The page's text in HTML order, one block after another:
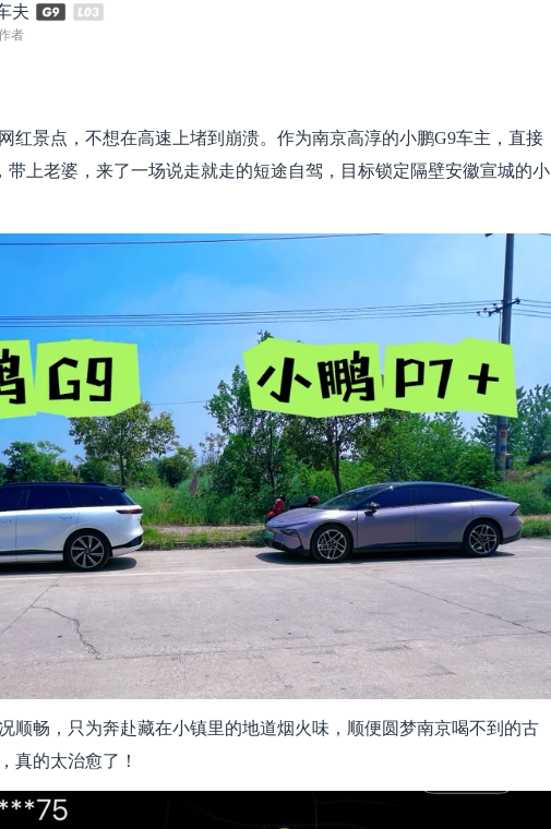
夫
者
红景点，不想在高速上堵到崩溃。作为南京高淳的小鹏G9车主，直接
带上老婆，来了一场说走就走的短途自驾，目标锁定隔壁安徽宣城的小
顺畅，只为奔赴藏在小镇里的地道烟火味，顺便圆梦南京喝不到的古
真的太治愈了！